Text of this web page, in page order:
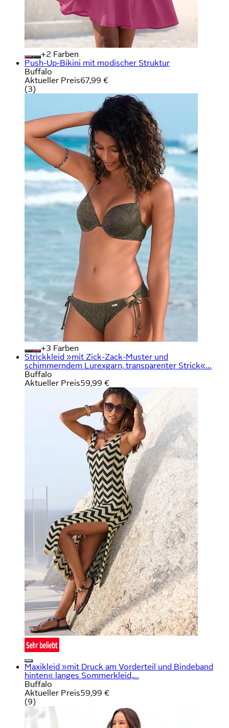
+
Farben
Push-Up-Bikini mit modischer Struktur
Buffalo
Aktueller Preis67,99 €
(3)
+
Farben
Strickkleid »mit Zick-Zack-Muster und
schimmerndem Lurexgarn, transparenter Strick«...
Buffalo
Aktueller Preis59,99 €
Maxikleid »mit Druck am Vorderteil und Bindeband
hinten« langes Sommerkleid,...
Buffalo
Aktueller Preis59,99 €
(9)